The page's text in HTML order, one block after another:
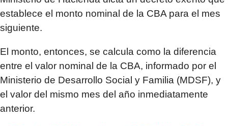
establece el monto nominal de la CBA para el mes
siguiente.
El monto, entonces, se calcula como la diferencia
entre el valor nominal de la CBA, informado por el
Ministerio de Desarrollo Social y Familia (MDSF), y
el valor del mismo mes del año inmediatamente
anterior.